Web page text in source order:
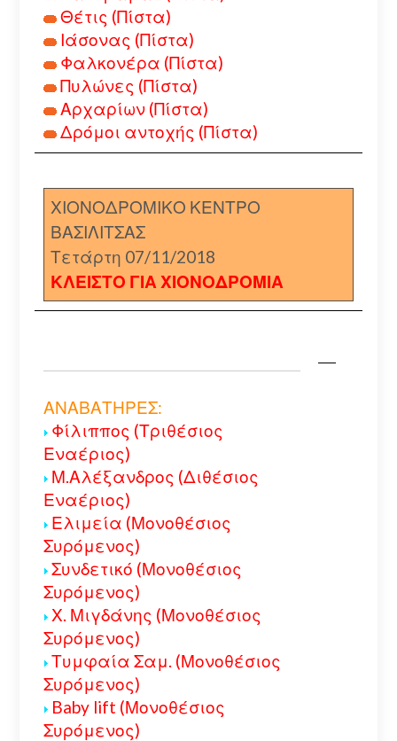
Θέτις (Πίστα)
Ιάσονας (Πίστα)
Φαλκονέρα (Πίστα)
Πυλώνες (Πίστα)
Αρχαρίων (Πίστα)
Δρόμοι αντοχής (Πίστα)
ΧΙΟΝΟΔΡΟΜΙΚΟ ΚΕΝΤΡΟ
ΒΑΣΙΛΙΤΣΑΣ
Τετάρτη 07/11/2018
ΚΛΕΙΣΤΟ ΓΙΑ ΧΙΟΝΟΔΡΟΜΙΑ
ΑΝΑΒΑΤΗΡΕΣ:
Φίλιππος (Τριθέσιος
Εναέριος)
Μ.Αλέξανδρος (Διθέσιος
Εναέριος)
Ελιμεία (Μονοθέσιος
Συρόμενος)
Συνδετικό (Μονοθέσιος
Συρόμενος)
Χ. Μιγδάνης (Μονοθέσιος
Συρόμενος)
Τυμφαία Σαμ. (Μονοθέσιος
Συρόμενος)
Baby lift (Μονοθέσιος
Συρόμενος)